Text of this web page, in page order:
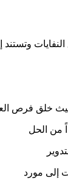
النفايات
من حيث خلق